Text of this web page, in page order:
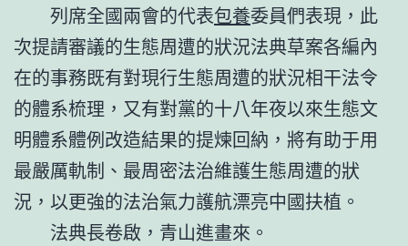
列席全國兩會的代表包養委員們表現，此
次提請審議的生態周遭的狀況法典草案各編內
在的事務既有對現行生態周遭的狀況相干法令
的體系梳理，又有對黨的十八年夜以來生態文
明體系體例改造結果的提煉回納，將有助于用
最嚴厲軌制、最周密法治維護生態周遭的狀
況，以更強的法治氣力護航漂亮中國扶植。
法典長卷啟，青山進畫來。